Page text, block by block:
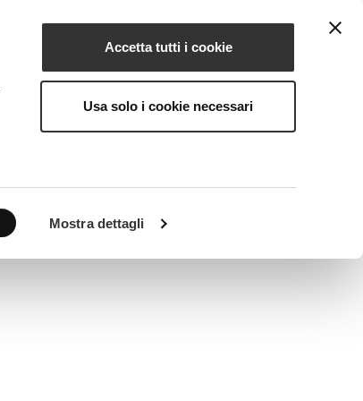
Mostra dettagli
Accetta tutti i cookie
Usa solo i cookie necessari
CONTATTI